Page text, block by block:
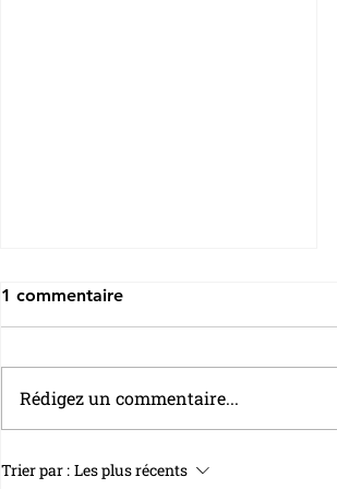
Le Livret A connaît son pire
1 commentaire
Rédigez un commentaire...
Trier par : Les plus récents